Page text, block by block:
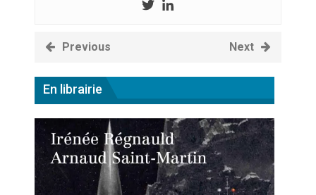
Previous Next
En librairie